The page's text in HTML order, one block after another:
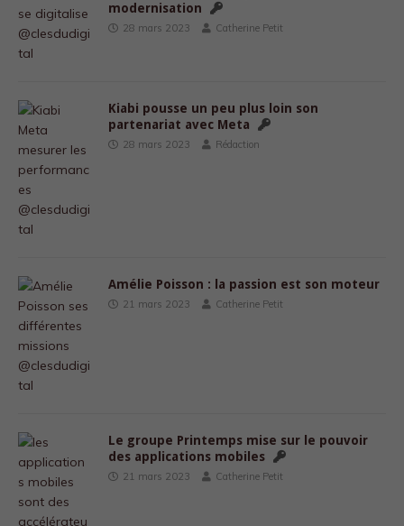
modernisation
28 mars 2023 Catherine Petit
Kiabi pousse un peu plus loin son
partenariat avec Meta
28 mars 2023 Rédaction
Amélie Poisson : la passion est son moteur
21 mars 2023 Catherine Petit
Le groupe Printemps mise sur le pouvoir
des applications mobiles
21 mars 2023 Catherine Petit